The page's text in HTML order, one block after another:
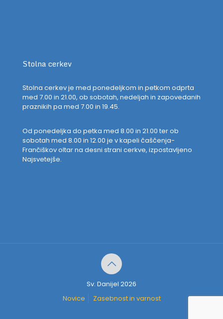
Stolna cerkev
Stolna cerkev je med ponedeljkom in petkom odprta
med 7.00 in 21.00, ob sobotah, nedeljah in zapovedanih
praznikih pa med 7.00 in 19.45.
Od ponedeljka do petka med 8.00 in 21.00 ter ob
sobotah med 8.00 in 12.00 je v kapeli čaščenja-
Frančiškov oltar na desni strani cerkve, izpostavljeno
Najsvetejše.
Sv. Danijel 2026
Novice
Zasebnost in varnost